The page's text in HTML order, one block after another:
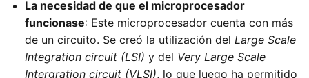
La necesidad de que el microprocesador
funcionase: Este microprocesador cuenta con más
de un circuito. Se creó la utilización del Large Scale
Integration circuit (LSI) y del Very Large Scale
Intergration circuit (VLSI), lo que luego ha permitido